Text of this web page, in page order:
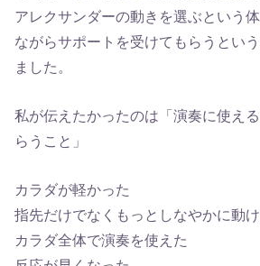
アレクサンダーの動きを選ぶという
ながらサポートを受けてもらうとい
ました。
私が伝えたかったのは「演奏に使え
らうこと」
カラダが軽かった
指先だけでなくもっとしなやかに動
カラダ全体で演奏を使えた